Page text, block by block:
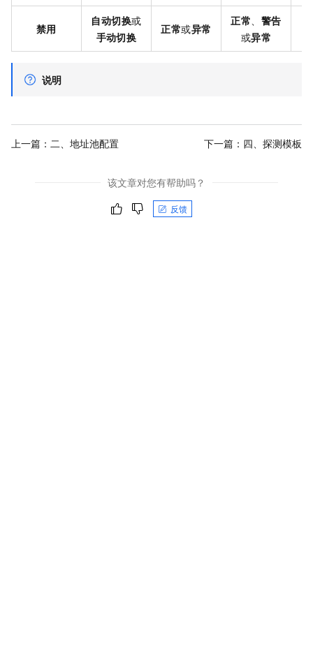
禁用
自动切换或
手动切换
正常或异常
正常、 警告
或异常
说明
上一篇： 二、地址池配置 下一篇： 四、探测模板
该文章对您有帮助吗？
反馈